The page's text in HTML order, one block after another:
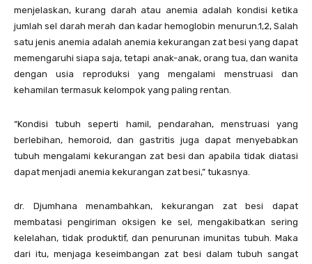
menjelaskan, kurang darah atau anemia adalah kondisi ketika
jumlah sel darah merah dan kadar hemoglobin menurun.1,2, Salah
satu jenis anemia adalah anemia kekurangan zat besi yang dapat
memengaruhi siapa saja, tetapi anak-anak, orang tua, dan wanita
dengan usia reproduksi yang mengalami menstruasi dan
kehamilan termasuk kelompok yang paling rentan.
“Kondisi tubuh seperti hamil, pendarahan, menstruasi yang
berlebihan, hemoroid, dan gastritis juga dapat menyebabkan
tubuh mengalami kekurangan zat besi dan apabila tidak diatasi
dapat menjadi anemia kekurangan zat besi,” tukasnya.
dr. Djumhana menambahkan, kekurangan zat besi dapat
membatasi pengiriman oksigen ke sel, mengakibatkan sering
kelelahan, tidak produktif, dan penurunan imunitas tubuh. Maka
dari itu, menjaga keseimbangan zat besi dalam tubuh sangat